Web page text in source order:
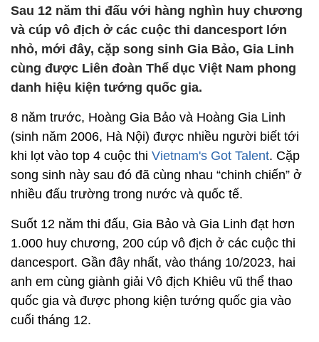
Sau 12 năm thi đấu với hàng nghìn huy chương
và cúp vô địch ở các cuộc thi dancesport lớn
nhỏ, mới đây, cặp song sinh Gia Bảo, Gia Linh
cùng được Liên đoàn Thể dục Việt Nam phong
danh hiệu kiện tướng quốc gia.
8 năm trước, Hoàng Gia Bảo và Hoàng Gia Linh
(sinh năm 2006, Hà Nội) được nhiều người biết tới
khi lọt vào top 4 cuộc thi Vietnam's Got Talent. Cặp
song sinh này sau đó đã cùng nhau “chinh chiến” ở
nhiều đấu trường trong nước và quốc tế.
Suốt 12 năm thi đấu, Gia Bảo và Gia Linh đạt hơn
1.000 huy chương, 200 cúp vô địch ở các cuộc thi
dancesport. Gần đây nhất, vào tháng 10/2023, hai
anh em cùng giành giải Vô địch Khiêu vũ thể thao
quốc gia và được phong kiện tướng quốc gia vào
cuối tháng 12.